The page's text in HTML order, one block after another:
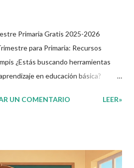
Primaria Gratis 2025-2026
para Primaria: Recursos
¿Estás buscando herramientas
en educación básica?
clave del segundo trimestre,
Son Estos Exámenes y Por Qué Son
UN COMENTARIO LEER»